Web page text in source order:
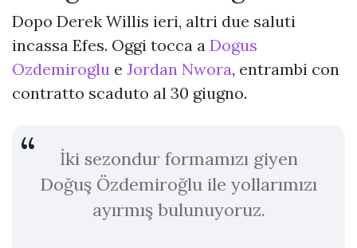
Dopo Derek Willis ieri, altri due saluti
incassa Efes. Oggi tocca a Dogus
Ozdemiroglu e Jordan Nwora, entrambi con
contratto scaduto al 30 giugno.
İki sezondur formamızı giyen
Doğuş Özdemiroğlu ile yollarımızı
ayırmış bulunuyoruz.